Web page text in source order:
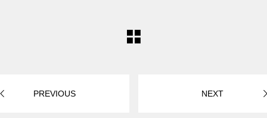
PREVIOUS NEXT